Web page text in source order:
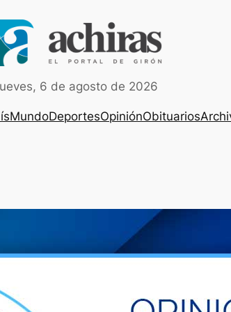
6 de agosto de 2026
MundoDeportesOpiniónObituarios